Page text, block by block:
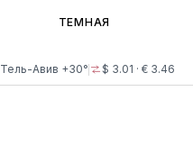
Тель-Авив +30° $ 3.01 · € 3.46
ТЕМНАЯ